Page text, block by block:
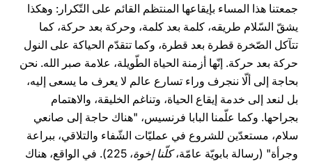
جمعتنا هذا المساء بإيقاعها المنتظم القائم على التّكرار: وهكذا
يشقّ السّلام طريقه، كلمة بعد كلمة، وحركة بعد حركة، كما
تتآكل الصّخرة قطرة بعد قطرة، وكما تتقدّم الحياكة على النول
حركة بعد حركة. إنّها أزمنة الحياة الطّويلة، علامة صبر الله. نحن
بحاجة إلى ألّا ننجرف وراء تسارع عالم لا يعرف ما يسعى إليه،
بل لنعد إلى خدمة إيقاع الحياة، وتناغم الخليقة، والاهتمام
بجراحها. وكما علّمنا البابا فرنسيس، "هناك حاجة إلى صانعي
سلام، مستعدّين للشروع في عمليّات الشّفاء والتلاقي، ببراعة
وجرأة" (رسالة بابويّة عامّة،كلّنا إخوة
، 225). في الواقع، هناك